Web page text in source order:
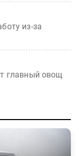
из-за
главный овощ